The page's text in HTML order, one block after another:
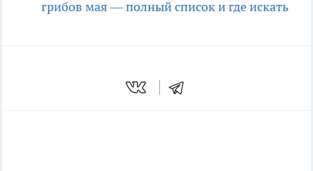
грибов мая — полный список и где искать